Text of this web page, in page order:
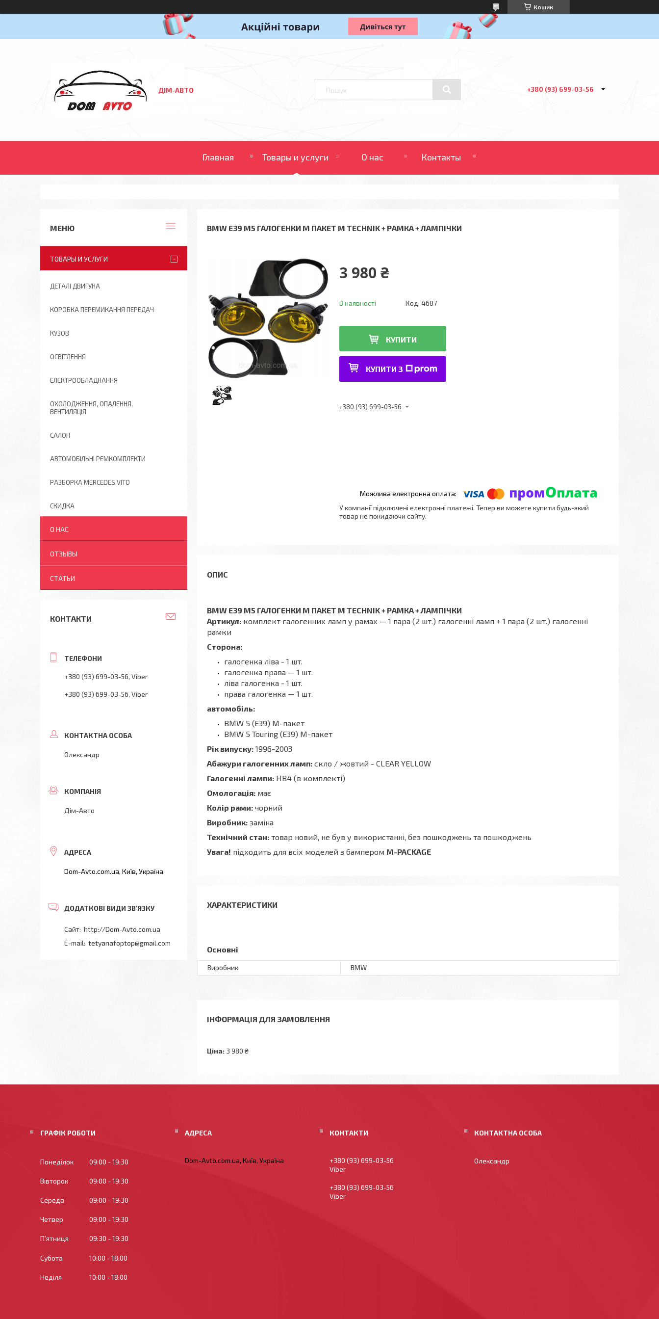
Кошик
ДІМ-АВТО +380 (93) 699-03-56
Главная Товары и услуги О нас Контакты
BMW E39 M5 ГАЛОГЕНКИ M ПАКЕТ M TECHNIK + РАМКА + ЛАМПІЧКИ
3 980 ₴
В наявності Код: 4687
КУПИТИ
КУПИТИ З
+380 (93) 699-03-56
У компанії підключені електронні платежі. Тепер ви можете купити будь-який
товар не покидаючи сайту.
BMW E39 M5 ГАЛОГЕНКИ M ПАКЕТ M TECHNIK + РАМКА + ЛАМПІЧКИ
Артикул: комплект галогенних ламп у рамах — 1 пара (2 шт.) галогенні ламп + 1 пара (2 шт.) галогенні
рамки
Сторона:
галогенка ліва - 1 шт.
галогенка права — 1 шт.
ліва галогенка - 1 шт.
права галогенка — 1 шт.
автомобіль:
BMW 5 (E39) М-пакет
BMW 5 Touring (E39) М-пакет
Рік випуску: 1996-2003
Абажури галогенних ламп: скло / жовтий - CLEAR YELLOW
Галогенні лампи: HB4 (в комплекті)
Омологація: має
Колір рами: чорний
Виробник: заміна
Технічний стан: товар новий, не був у використанні, без пошкоджень та пошкоджень
Увага! підходить для всіх моделей з бампером M-PACKAGE
ХАРАКТЕРИСТИКИ
Основні
Виробник BMW
ІНФОРМАЦІЯ ДЛЯ ЗАМОВЛЕННЯ
Ціна: 3 980 ₴
ТОВАРЫ И УСЛУГИ
ДЕТАЛІ ДВИГУНА
КОРОБКА ПЕРЕМИКАННЯ ПЕРЕДАЧ
КУЗОВ
ОСВІТЛЕННЯ
ЕЛЕКТРООБЛАДНАННЯ
ОХОЛОДЖЕННЯ, ОПАЛЕННЯ,
ВЕНТИЛЯЦІЯ
САЛОН
АВТОМОБІЛЬНІ РЕМКОМПЛЕКТИ
РАЗБОРКА MERCEDES VITO
СКИДКА
О НАС
ОТЗЫВЫ
СТАТЬИ
КОНТАКТИ
+380 (93) 699-03-56 Viber
+380 (93) 699-03-56 Viber
Олександр
Дім-Авто
Dom-Avto.com.ua, Київ, Україна
http://Dom-Avto.com.ua
tetyanafoptop@gmail.com
ГРАФІК РОБОТИ
Понеділок 09:00 19:30
Вівторок 09:00 19:30
Середа 09:00 19:30
Четвер 09:00 19:30
Пʼятниця 09:30 19:30
Субота 10:00 18:00
Неділя 10:00 18:00
Dom-Avto.com.ua, Київ, Україна
+380 (93) 699-03-56
Viber
+380 (93) 699-03-56
Viber
Олександр